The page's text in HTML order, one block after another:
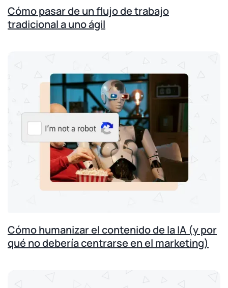
Cómo pasar de un flujo de trabajo
tradicional a uno ágil
Cómo humanizar el contenido de la IA (y por
qué no debería centrarse en el marketing)